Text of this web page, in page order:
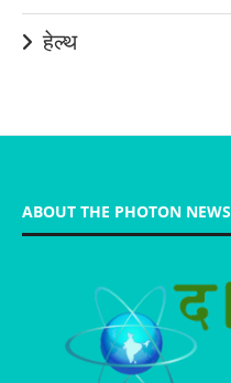
हेल्थ
ABOUT THE PHOTON NEWS